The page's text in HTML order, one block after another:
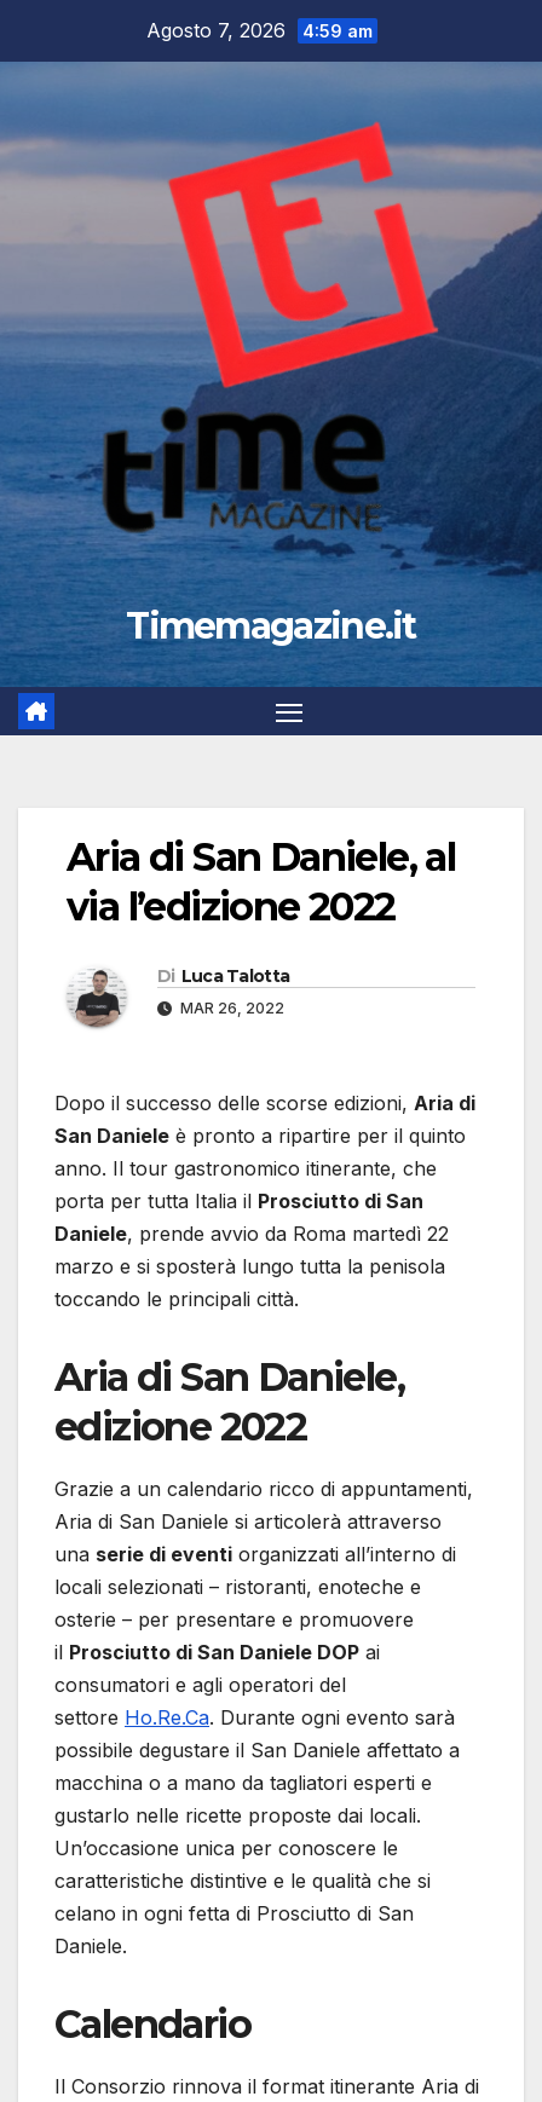
Agosto 7, 2026 4:59 am
Timemagazine.it
Aria di San Daniele, al
via l’edizione 2022
Di Luca Talotta
MAR 26, 2022
Dopo il successo delle scorse edizioni, Aria di
San Daniele è pronto a ripartire per il quinto
anno. Il tour gastronomico itinerante, che
porta per tutta Italia il Prosciutto di San
Daniele, prende avvio da Roma martedì 22
marzo e si sposterà lungo tutta la penisola
toccando le principali città.
Aria di San Daniele,
edizione 2022
Grazie a un calendario ricco di appuntamenti,
Aria di San Daniele si articolerà attraverso
una serie di eventi organizzati all’interno di
locali selezionati – ristoranti, enoteche e
osterie – per presentare e promuovere
il Prosciutto di San Daniele DOP ai
consumatori e agli operatori del
settore Ho.Re.Ca. Durante ogni evento sarà
possibile degustare il San Daniele affettato a
macchina o a mano da tagliatori esperti e
gustarlo nelle ricette proposte dai locali.
Un’occasione unica per conoscere le
caratteristiche distintive e le qualità che si
celano in ogni fetta di Prosciutto di San
Daniele.
Calendario
Il Consorzio rinnova il format itinerante Aria di